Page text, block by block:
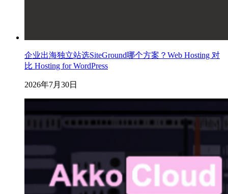
企业出海独立站选SiteGround哪个方案？Web Hosting 对
比 Hosting for WordPress
2026年7月30日